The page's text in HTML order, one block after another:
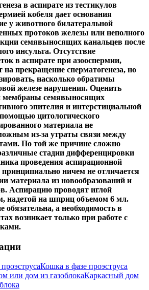
в аспирате из тестикулов
кобеля дает основания
у животного билатеральной
протоков железы или неполного
семявыносящих канальцев после
инсульта. Отсутствие
в аспирате при азооспермии,
на прекращение сперматогенеза, но
насколько обратимы
железе нарушения. Оценить
мембраны семявыносящих
эпителия и интерстициальной
цитологического
материала не
из-за утраты связи между
По той же причине сложно
стадии дифференцировки
проведения аспирационной
ничем не отличается
материала из новообразований и
Аспирацию проводят иглой
надетой на шприц объемом 6 мл.
обязательна, а необходимость в
возникает только при работе с
Кошка в фазе проэструса
Каркасный дом